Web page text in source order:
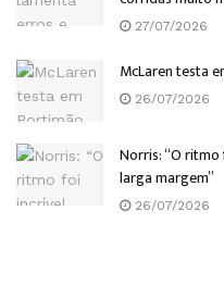
27/07/2026
McLaren testa
26/07/2026
Norris: “O
larga margem”
26/07/2026